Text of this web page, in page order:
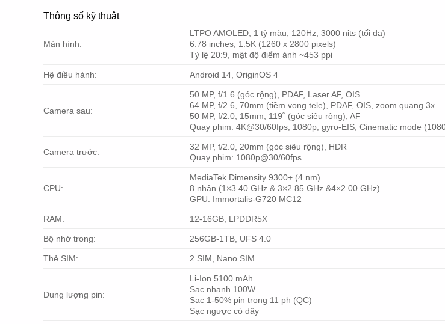
Thông số kỹ thuật
Màn hình:
LTPO AMOLED, 1 tỷ màu, 120Hz, 3000 nits (tối đa)
6.78 inches, 1.5K (1260 x 2800 pixels)
Tỷ lệ 20:9, mật độ điểm ảnh ~453 ppi
Hệ điều hành: Android 14, OriginOS 4
Camera sau:
50 MP, f/1.6 (góc rộng), PDAF, Laser AF, OIS
64 MP, f/2.6, 70mm (tiềm vọng tele), PDAF, OIS, zoom quang 3x
50 MP, f/2.0, 15mm, 119˚ (góc siêu rộng), AF
Quay phim: 4K@30/60fps, 1080p, gyro-EIS, Cinematic mode
Camera trước:
32 MP, f/2.0, 20mm (góc siêu rộng), HDR
Quay phim: 1080p@30/60fps
CPU:
MediaTek Dimensity 9300+ (4 nm)
8 nhân (1×3.40 GHz & 3×2.85 GHz &4×2.00 GHz)
GPU: Immortalis-G720 MC12
RAM: 12-16GB, LPDDR5X
Bộ nhớ trong: 256GB-1TB, UFS 4.0
Thẻ SIM: 2 SIM, Nano SIM
Dung lượng pin:
Li-Ion 5100 mAh
Sạc nhanh 100W
Sạc 1-50% pin trong 11 ph (QC)
Sạc ngược có dây